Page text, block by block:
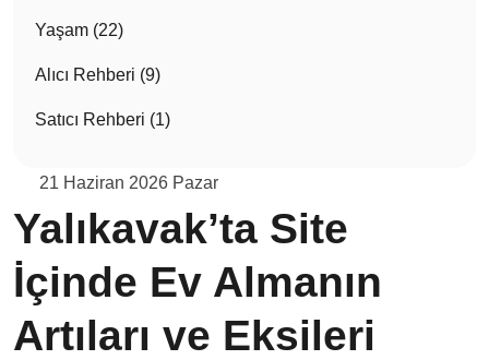
Yaşam (22)
Alıcı Rehberi (9)
Satıcı Rehberi (1)
21 Haziran 2026 Pazar
Yalıkavak’ta Site
İçinde Ev Almanın
Artıları ve Eksileri